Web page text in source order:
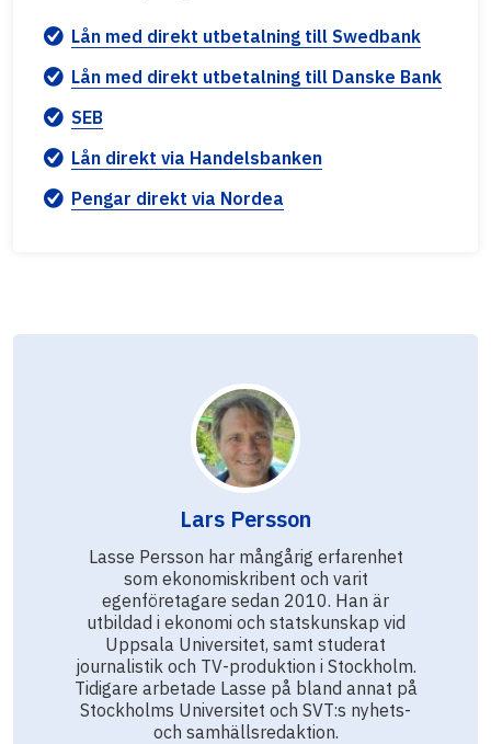
Lån med direkt utbetalning till Swedbank
Lån med direkt utbetalning till Danske Bank
SEB
Lån direkt via Handelsbanken
Pengar direkt via Nordea
Lars Persson
Lasse Persson har mångårig erfarenhet
som ekonomiskribent och varit
egenföretagare sedan 2010. Han är
utbildad i ekonomi och statskunskap vid
Uppsala Universitet, samt studerat
journalistik och TV-produktion i Stockholm.
Tidigare arbetade Lasse på bland annat på
Stockholms Universitet och SVT:s nyhets-
och samhällsredaktion.